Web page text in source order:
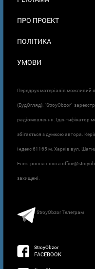
ПРО ПРОЕКТ
ПОЛІТИКА
УМОВИ
Передрук матеріалів можливий
(БудОгляд). "StroyObzor"
радіомовлення. Ідентифікатор
збігається з думкою автора.
індекс 61165 м. Харків вул.
Електронна пошта
захищені.
StroyObzor Телеграм
StroyObzor
FACEBOOK